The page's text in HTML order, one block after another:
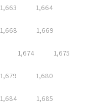
1,663 1,664
1,668 1,669
1,674 1,675
1,679 1,680
1,684 1,685